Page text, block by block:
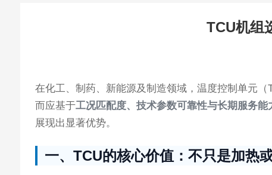
TCU机组
在化工、制药、新能源及制造领域，温度控制单元
而应基于工况匹配度、技术参数可靠性与长期服务能
展现出显著优势。
一、TCU的核心价值：不只是加热